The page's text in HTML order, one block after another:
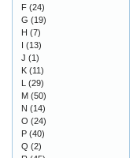
F (24)
G (19)
H (7)
I (13)
J (1)
K (11)
L (29)
M (50)
N (14)
O (24)
P (40)
Q (2)